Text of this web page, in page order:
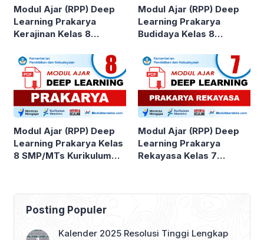
Modul Ajar (RPP) Deep
Learning Prakarya
Kerajinan Kelas 8
Merdeka
Modul Ajar (RPP) Deep
Learning Prakarya
Budidaya Kelas 8
Merdeka
Modul Ajar (RPP) Deep
Learning Prakarya Kelas
8 SMP/MTs Kurikulum
Modul Ajar (RPP) Deep
Learning Prakarya
Rekayasa Kelas 7
Posting Populer
Kalender 2025 Resolusi Tinggi Lengkap